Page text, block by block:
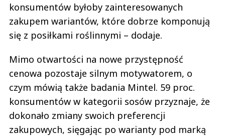
konsumentów byłoby zainteresowanych
zakupem wariantów, które dobrze komponują
się z posiłkami roślinnymi – dodaje.
Mimo otwartości na nowe przystępność
cenowa pozostaje silnym motywatorem, o
czym mówią także badania Mintel. 59 proc.
konsumentów w kategorii sosów przyznaje, że
dokonało zmiany swoich preferencji
zakupowych, sięgając po warianty pod marką